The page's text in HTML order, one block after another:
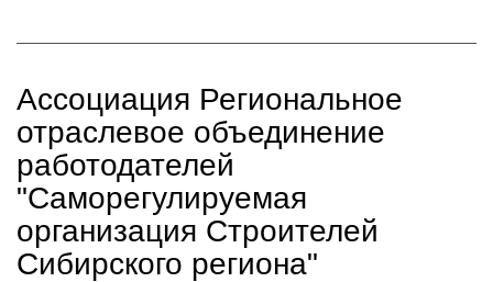
Ассоциация Региональное
отраслевое объединение
работодателей
"Саморегулируемая
организация Строителей
Сибирского региона"